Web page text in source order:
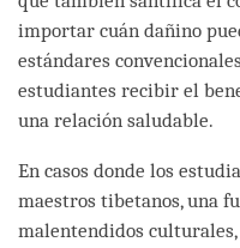
importar cuán dañino
estándares
estudiantes recibir el
una relación saludable.
En casos donde los
maestros tibetanos, una
malentendidos